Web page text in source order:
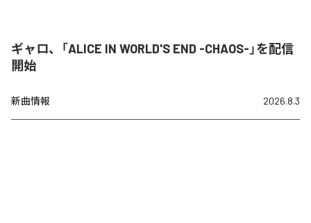
ギャロ、「ALICE IN WORLD'S END -CHAOS-」を配信
開始
新曲情報 2026.8.3